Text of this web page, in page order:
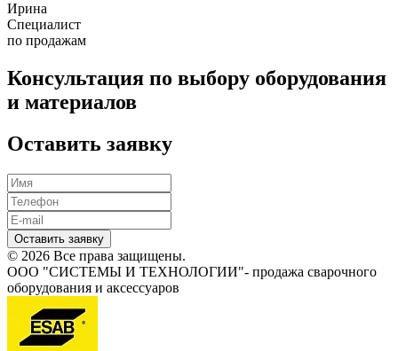
Ирина
Специалист
по продажам
Консультация по выбору оборудования
и материалов
Оставить заявку
Оставить заявку
© 2026 Все права защищены.
ООО "СИСТЕМЫ И ТЕХНОЛОГИИ"- продажа сварочного
оборудования и аксессуаров